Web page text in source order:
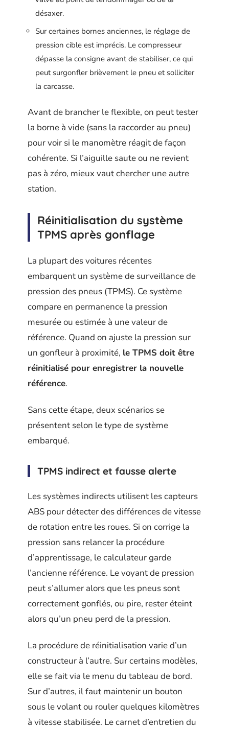
désaxer.
Sur certaines bornes anciennes, le réglage de
pression cible est imprécis. Le compresseur
dépasse la consigne avant de stabiliser, ce qui
peut surgonfler brièvement le pneu et solliciter
la carcasse.
Avant de brancher le flexible, on peut tester
la borne à vide (sans la raccorder au pneu)
pour voir si le manomètre réagit de façon
cohérente. Si l’aiguille saute ou ne revient
pas à zéro, mieux vaut chercher une autre
station.
Réinitialisation du système
TPMS après gonflage
La plupart des voitures récentes
embarquent un système de surveillance de
pression des pneus (TPMS). Ce système
compare en permanence la pression
mesurée ou estimée à une valeur de
référence. Quand on ajuste la pression sur
un gonfleur à proximité, le TPMS doit être
réinitialisé pour enregistrer la nouvelle
référence.
Sans cette étape, deux scénarios se
présentent selon le type de système
embarqué.
TPMS indirect et fausse alerte
Les systèmes indirects utilisent les capteurs
ABS pour détecter des différences de vitesse
de rotation entre les roues. Si on corrige la
pression sans relancer la procédure
d’apprentissage, le calculateur garde
l’ancienne référence. Le voyant de pression
peut s’allumer alors que les pneus sont
correctement gonflés, ou pire, rester éteint
alors qu’un pneu perd de la pression.
La procédure de réinitialisation varie d’un
constructeur à l’autre. Sur certains modèles,
elle se fait via le menu du tableau de bord.
Sur d’autres, il faut maintenir un bouton
sous le volant ou rouler quelques kilomètres
à vitesse stabilisée. Le carnet d’entretien du